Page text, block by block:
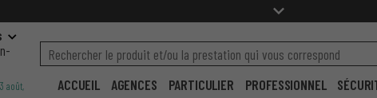
août,
ACCUEIL AGENCES PARTICULIER PROFESSIONNEL